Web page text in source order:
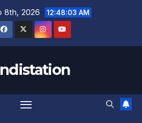
8th, 2026 12:48:03 AM